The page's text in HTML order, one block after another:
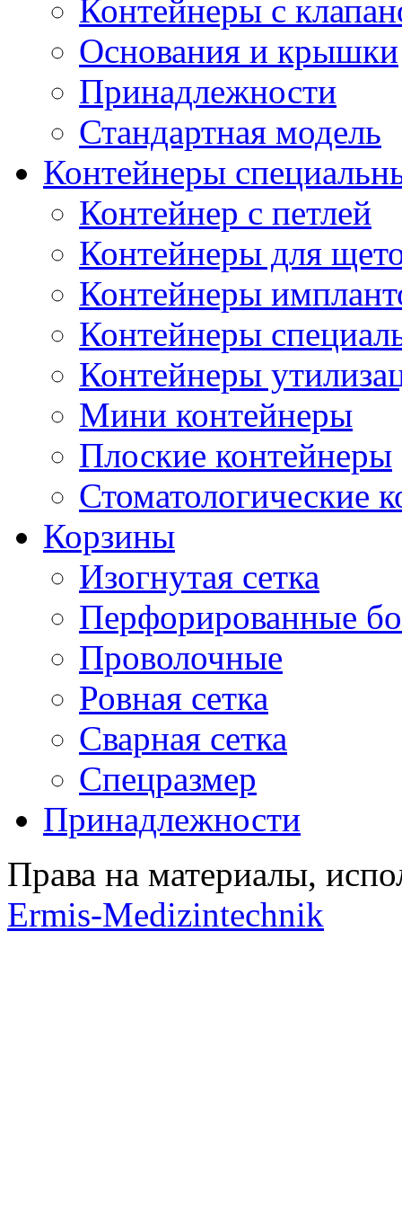
Контейнеры с
Основания и крышки
Принадлежности
Стандартная модель
Контейнеры
Контейнер с петлей
Контейнеры для
Контейнеры
Контейнеры
Контейнеры
Мини контейнеры
Плоские контейнеры
Стоматологические
Корзины
Изогнутая сетка
Перфорированные
Проволочные
Ровная сетка
Сварная сетка
Спецразмер
Принадлежности
Права на материалы,
Ermis-Medizintechnik